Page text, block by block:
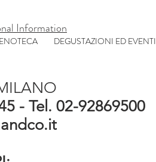
ENOTECA DEGUSTAZIONI ED EVENTI
Information
- Tel. 02-92869500